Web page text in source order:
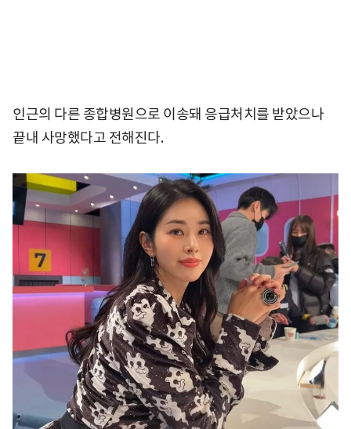
인근의 다른 종합병원으로 이송돼 응급처치를 받았으나
끝내 사망했다고 전해진다.